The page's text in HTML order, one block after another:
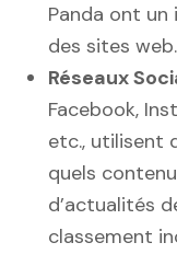
Panda ont
des sites web.
Réseaux
Facebook,
etc., utilisent
quels
d’actualités
classement